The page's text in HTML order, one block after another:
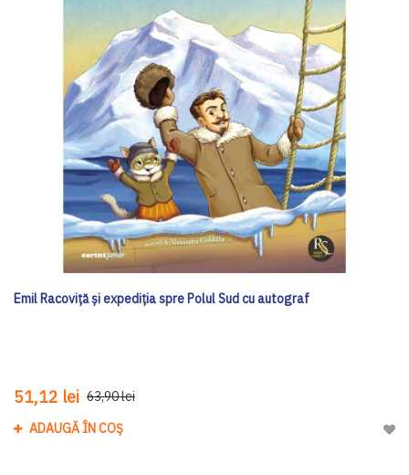
Emil Racoviță și expediția spre Polul Sud cu autograf
51,12 lei 63,90 lei
ADAUGĂ ÎN COȘ